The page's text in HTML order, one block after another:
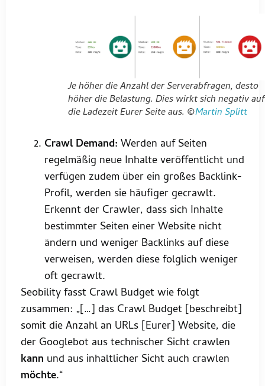
Je höher die Anzahl der Serverabfragen, desto
höher die Belastung. Dies wirkt sich negativ auf
die Ladezeit Eurer Seite aus. ©Martin Splitt
Crawl Demand: Werden auf Seiten
regelmäßig neue Inhalte veröffentlicht und
verfügen zudem über ein großes Backlink-
Profil, werden sie häufiger gecrawlt.
Erkennt der Crawler, dass sich Inhalte
bestimmter Seiten einer Website nicht
ändern und weniger Backlinks auf diese
verweisen, werden diese folglich weniger
oft gecrawlt.
Seobility fasst Crawl Budget wie folgt
zusammen: „[…] das Crawl Budget [beschreibt]
somit die Anzahl an URLs [Eurer] Website, die
der Googlebot aus technischer Sicht crawlen
kann und aus inhaltlicher Sicht auch crawlen
möchte.“